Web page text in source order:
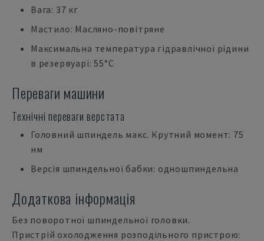
Вага: 37 кг
Мастило: Масляно-повітряне
Максимальна температура гідравлічної рідини
в резервуарі: 55°C
Переваги машини
Технічні переваги верстата
Головний шпиндель макс. Крутний момент: 75
нм
Версія шпиндельної бабки: одношпиндельна
Додаткова інформація
Без поворотної шпиндельної головки.
Пристрій охолодження розподільного пристрою: